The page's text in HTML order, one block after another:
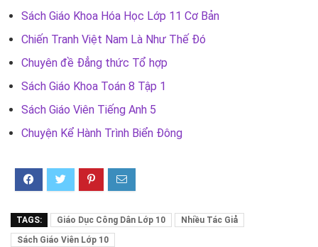
Sách Giáo Khoa Hóa Học Lớp 11 Cơ Bản
Chiến Tranh Việt Nam Là Như Thế Đó
Chuyên đề Đẳng thức Tổ hợp
Sách Giáo Khoa Toán 8 Tập 1
Sách Giáo Viên Tiếng Anh 5
Chuyện Kể Hành Trình Biển Đông
TAGS: Giáo Dục Công Dân Lớp 10
Nhiều Tác Giả
Sách Giáo Viên Lớp 10